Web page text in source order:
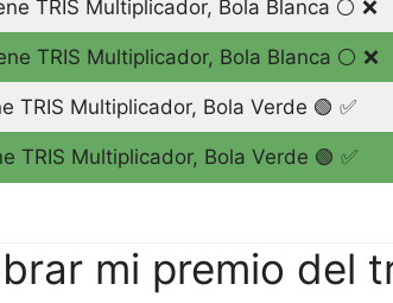
TRIS Multiplicador, Bola Blanca ⚪️ ❌
TRIS Multiplicador, Bola Blanca ⚪️ ❌
TRIS Multiplicador, Bola Verde 🟢 ✅
TRIS Multiplicador, Bola Verde 🟢 ✅
mi premio del